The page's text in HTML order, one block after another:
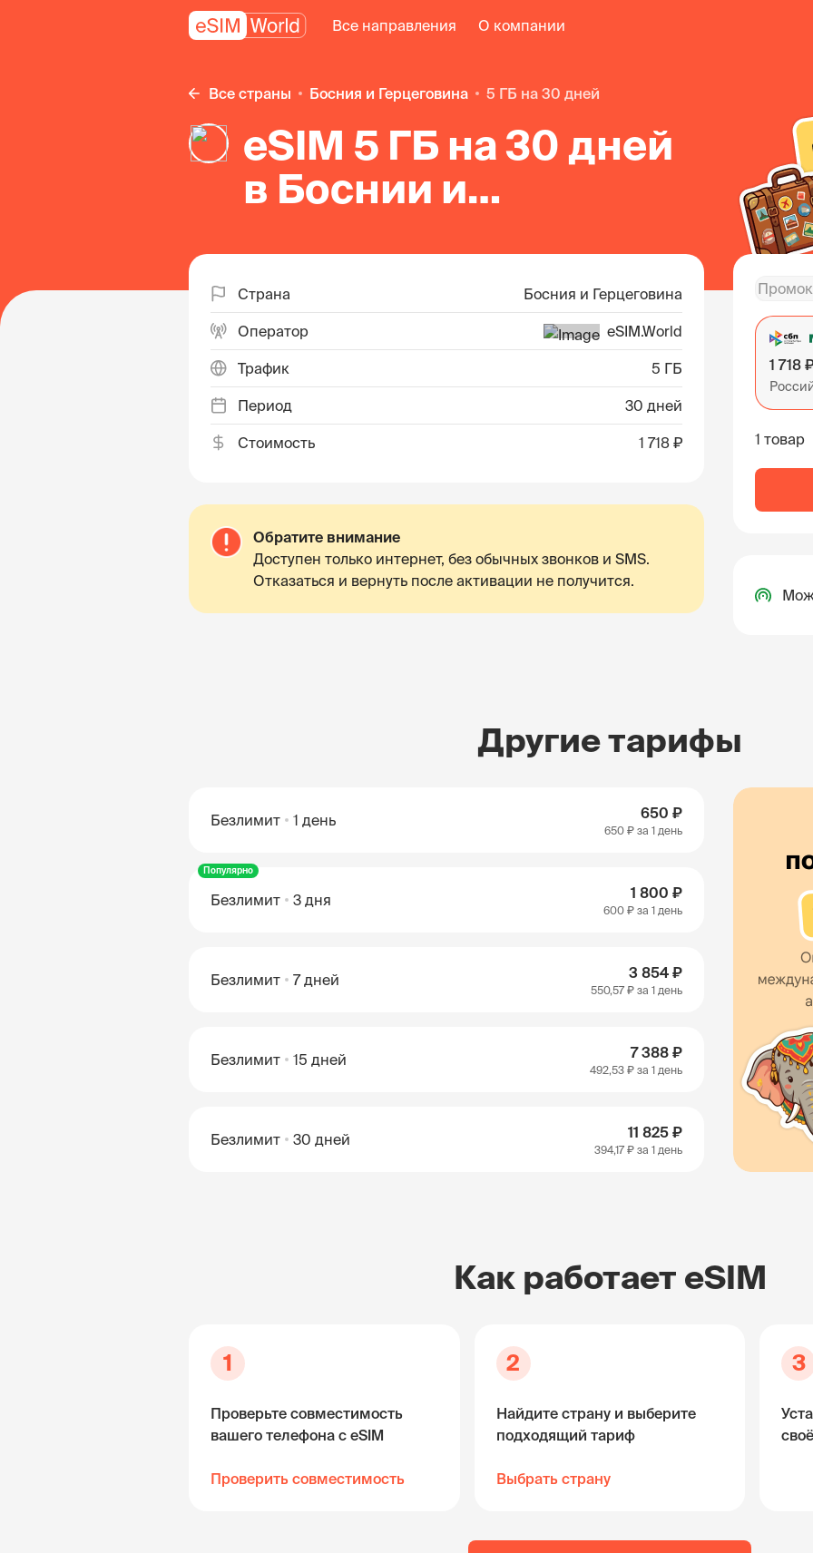
Все направления О компании
Все страны Босния и Герцеговина 5 ГБ на 30 дней
eSIM 5 ГБ на 30 дней
в Боснии и
Страна Босния и Герцеговина
Оператор eSIM.World
Трафик 5 ГБ
Период 30 дней
Стоимость 1 718 ₽
Обратите внимание
Доступен только интернет, без обычных звонков и SMS.
Отказаться и вернуть после активации не получится.
1 718
1 товар
Другие тарифы
Безлимит 1 день 650 ₽
650 ₽ за 1 день
Популярно
Безлимит 3 дня 1 800 ₽
600 ₽ за 1 день
Безлимит 7 дней 3 854 ₽
550,57 ₽ за 1 день
Безлимит 15 дней 7 388 ₽
492,53 ₽ за 1 день
Безлимит 30 дней 11 825 ₽
394,17 ₽ за 1 день
Как работает eSIM
1
Проверьте совместимость
вашего телефона с eSIM
Проверить совместимость
2
Найдите страну и выберите
подходящий тариф
Выбрать страну
3